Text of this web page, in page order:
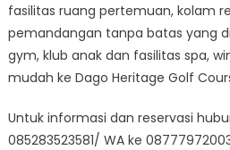
fasilitas ruang pertemuan, kolam
pemandangan tanpa batas yang
gym, klub anak dan fasilitas spa,
mudah ke Dago Heritage Golf
Untuk informasi dan reservasi
085283523581/ WA ke